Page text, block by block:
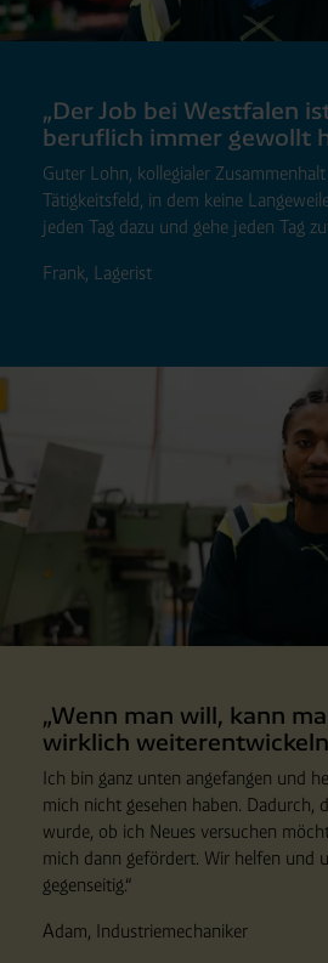
„Der Job bei Westfalen
beruflich immer gewollt
Guter Lohn, kollegialer
Tätigkeitsfeld, in dem keine
jeden Tag dazu und gehe jeden Tag
Frank, Lagerist
„Wenn man will, kann
wirklich
Ich bin ganz unten angefangen und
mich nicht gesehen haben. Dadurch,
wurde, ob ich Neues versuchen
mich dann gefördert. Wir helfen und
gegenseitig.“
Adam, Industriemechaniker